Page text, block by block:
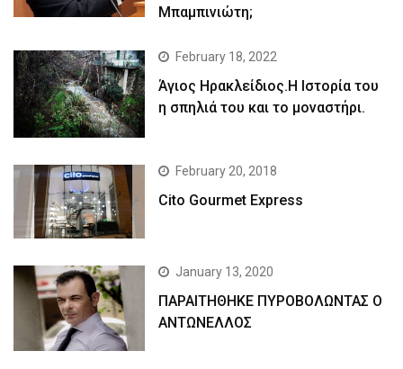
Μπαμπινιώτη;
February 18, 2022
Άγιος Ηρακλείδιος.Η Ιστορία του
η σπηλιά του και το μοναστήρι.
February 20, 2018
Cito Gourmet Express
January 13, 2020
ΠΑΡΑΙΤΗΘΗΚΕ ΠΥΡΟΒΟΛΩΝΤΑΣ Ο
ΑΝΤΩΝΕΛΛΟΣ